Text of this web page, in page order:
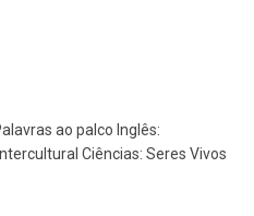
ao palco Inglês:
Ciências: Seres Vivos